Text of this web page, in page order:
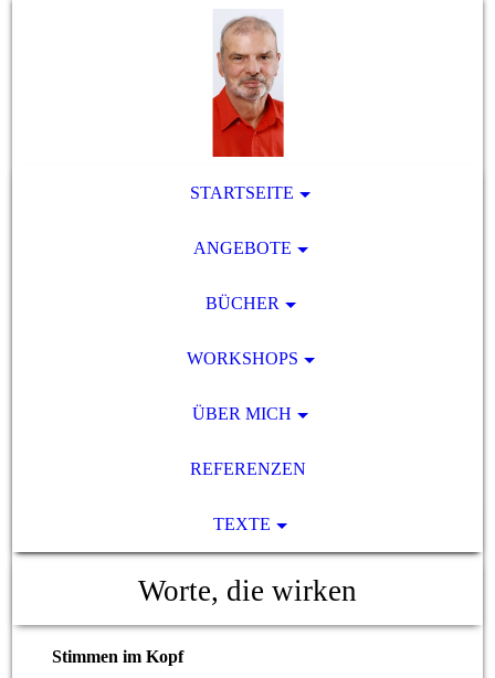
STARTSEITE
ANGEBOTE
BÜCHER
WORKSHOPS
ÜBER MICH
REFERENZEN
TEXTE
Worte, die wirken
Stimmen im Kopf